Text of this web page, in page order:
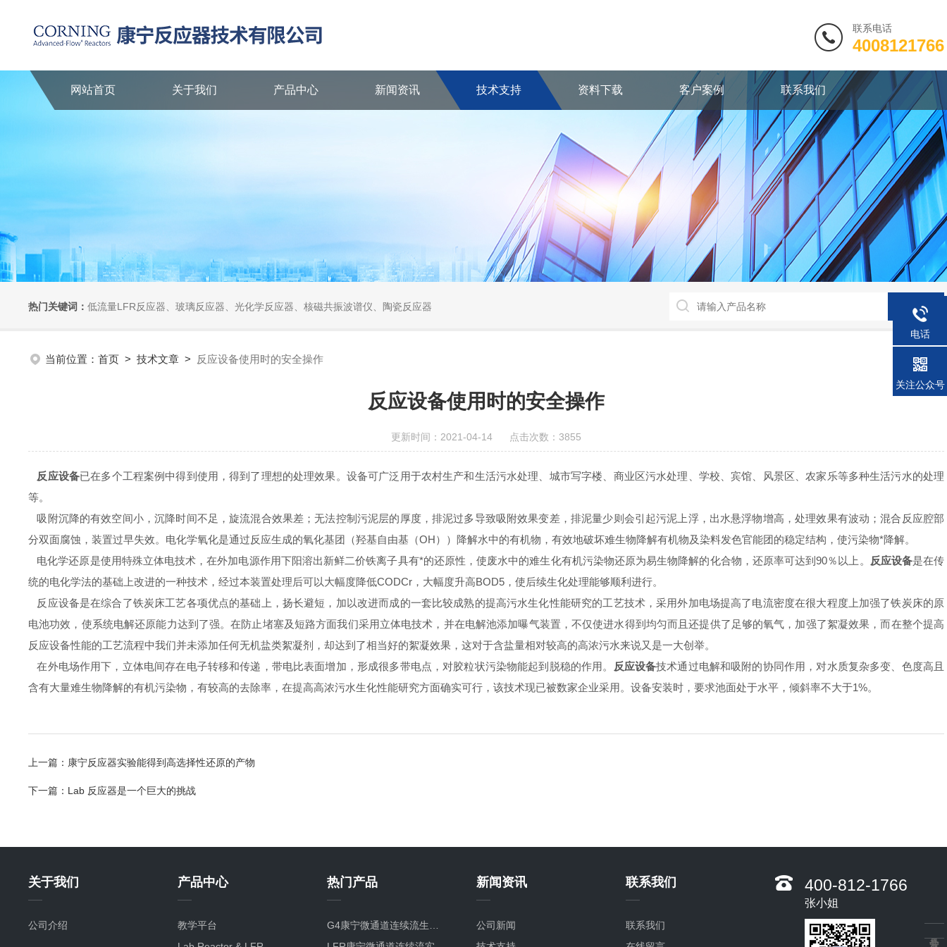
联系电话
4008121766
网站首页 关于我们 产品中心 新闻资讯 技术支持 资料下载 客户案例 联系我们
热门关键词： 低流量LFR反应器、玻璃反应器、光化学反应器、核磁共振波谱仪、陶瓷反应器
当前位置： 首页 > 技术文章 > 反应设备使用时的安全操作
反应设备使用时的安全操作
更新时间：2021-04-14 点击次数：3855
反应设备已在多个工程案例中得到使用，得到了理想的处理效果。设备可广泛用于农村生产和生活污水处理、城市写字楼、商业区污水处理、学校、宾馆、风景区、农家乐等多种生活污水的处理
等。
吸附沉降的有效空间小，沉降时间不足，旋流混合效果差；无法控制污泥层的厚度，排泥过多导致吸附效果变差，排泥量少则会引起污泥上浮，出水悬浮物增高，处理效果有波动；混合反应腔部
分双面腐蚀，装置过早失效。电化学氧化是通过反应生成的氧化基团（羟基自由基（OH））降解水中的有机物，有效地破坏难生物降解有机物及染料发色官能团的稳定结构，使污染物*降解。
电化学还原是使用特殊立体电技术，在外加电源作用下阳溶出新鲜二价铁离子具有*的还原性，使废水中的难生化有机污染物还原为易生物降解的化合物，还原率可达到90％以上。
反应设备是在传
统的电化学法的基础上改进的一种技术，经过本装置处理后可以大幅度降低CODCr，大幅度升高BOD5，使后续生化处理能够顺利进行。
反应设备是在综合了铁炭床工艺各项优点的基础上，扬长避短，加以改进而成的一套比较成熟的提高污水生化性能研究的工艺技术，采用外加电场提高了电流密度在很大程度上加强了铁炭床的原
电池功效，使系统电解还原能力达到了强。在防止堵塞及短路方面我们采用立体电技术，并在电解池添加曝气装置，不仅使进水得到均匀而且还提供了足够的氧气，加强了絮凝效果，而在整个提高
反应设备性能的工艺流程中我们并未添加任何无机盐类絮凝剂，却达到了相当好的絮凝效果，这对于含盐量相对较高的高浓污水来说又是一大创举。
在外电场作用下，立体电间存在电子转移和传递，带电比表面增加，形成很多带电点，对胶粒状污染物能起到脱稳的作用。
反应设备技术通过电解和吸附的协同作用，对水质复杂多变、色度高且
含有大量难生物降解的有机污染物，有较高的去除率，在提高高浓污水生化性能研究方面确实可行，该技术现已被数家企业采用。设备安装时，要求池面处于水平，倾斜率不大于1%。
上一篇： 康宁反应器实验能得到高选择性还原的产物
下一篇： Lab 反应器是一个巨大的挑战
关于我们
公司介绍
产品中心
教学平台
热门产品 新闻资讯
公司新闻
联系我们
联系我们
400-812-1766
张小姐
电话
关注公众号